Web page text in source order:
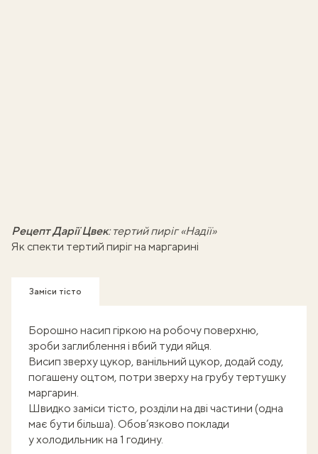
Рецепт Дарії Цвек:тертий пиріг «Надії»
Як спекти тертий пиріг на маргарині
Заміси тісто
Борошно насип гіркою на робочу поверхню,
зроби заглиблення і вбий туди яйця.
Висип зверху цукор, ванільний цукор, додай соду,
погашену оцтом, потри зверху на грубу тертушку
маргарин.
Швидко заміси тісто, розділи на дві частини (одна
має бути більша). Обов’язково поклади
у холодильник на 1 годину.